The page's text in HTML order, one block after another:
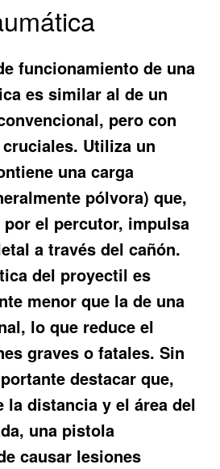
funcionamiento de una
es similar al de un
pero con
Utiliza un
una carga
pólvora) que,
el percutor, impulsa
a través del cañón.
del proyectil es
menor que la de una
lo que reduce el
graves o fatales. Sin
destacar que,
la distancia y el área del
una pistola
causar lesiones